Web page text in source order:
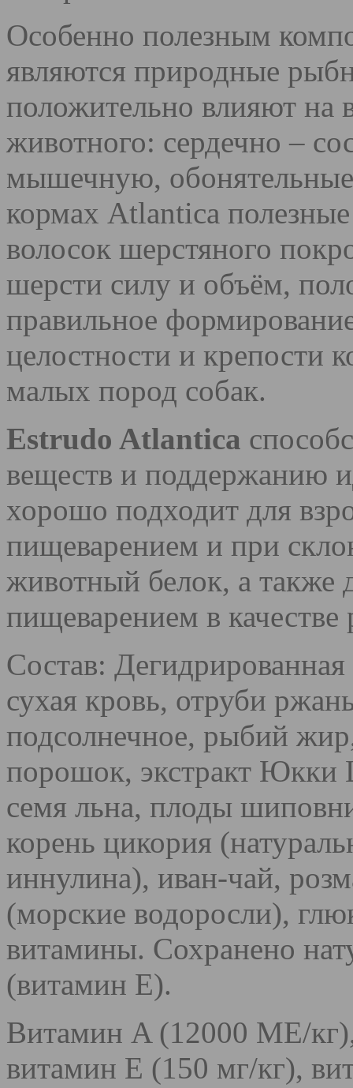
Особенно полезным
являются природные
положительно влияют на
животного: сердечно –
мышечную,
кормах Atlantica
волосок шерстяного
шерсти силу и объём,
правильное
целостности и крепости
малых пород собак.
Estrudo Atlantica
веществ и поддержанию
хорошо подходит для
пищеварением и при
животный белок, а также
пищеварением в
Состав:
сухая кровь, отруби
подсолнечное, рыбий
порошок, экстракт Юкки
семя льна, плоды
корень цикория
иннулина), иван-чай,
(морские водоросли),
витамины. Сохранено
(витамин Е).
Витамин A (12000 МЕ/
витамин E (150 мг/кг),